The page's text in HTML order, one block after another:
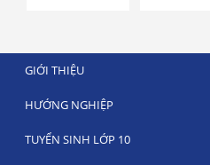
GIỚI THIỆU
HƯỚNG NGHIỆP
TUYỂN SINH LỚP 10